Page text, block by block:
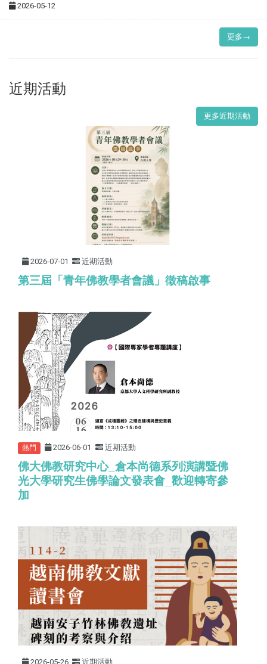
2026-05-12
更多→
近期活動
更多近期活動
2026-07-01 近期活動
第三屆「青年佛教學者會議」徵稿啟事
熱門 2026-06-01 近期活動
佛大佛教研究中心_ 倉本尚德系列演講暨佛
光大學研究生佛學論文發表會 歡迎轉寄參
加
2026-05-26 近期活動